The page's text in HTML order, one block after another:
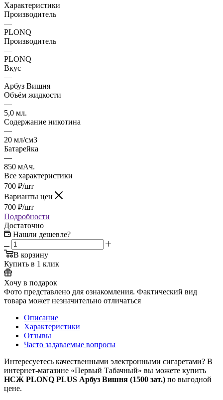
Характеристики
Производитель
—
PLONQ
Производитель
—
PLONQ
Вкус
—
Арбуз Вишня
Объём жидкости
—
5,0 мл.
Содержание никотина
—
20 мл/см3
Батарейка
—
850 мАч.
Все характеристики
700 ₽/шт
Варианты цен
700 ₽/шт
Подробности
Достаточно
Нашли дешевле?
В корзину
Купить в 1 клик
Хочу в подарок
Фото представлено для ознакомления. Фактический вид
товара может незначительно отличаться
Описание
Характеристики
Отзывы
Часто задаваемые вопросы
Интересуетесь качественными электронными сигаретами? В
интернет‑магазине «Первый Табачный» вы можете купить
НСЖ PLONQ PLUS Арбуз Вишня (1500 зат.) по выгодной
цене.